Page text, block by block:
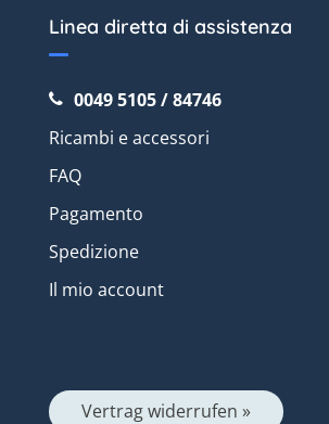
Linea diretta di assistenza
0049 5105 / 84746
Ricambi e accessori
FAQ
Pagamento
Spedizione
Il mio account
Vertrag widerrufen »